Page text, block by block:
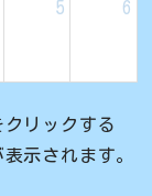
5 6
リックする
示されます。